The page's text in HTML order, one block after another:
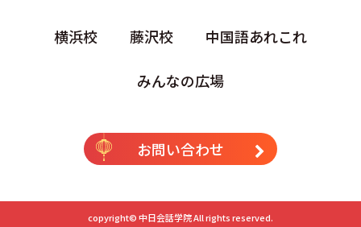
横浜校 藤沢校 中国語あれこれ
みんなの広場
お問い合わせ
copyright©中日会話学院All rights reserved.